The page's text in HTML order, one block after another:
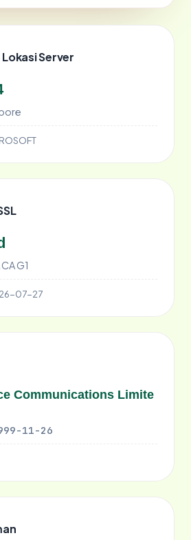
Lokasi Server
G1
07-27
Communications Limite
11-26